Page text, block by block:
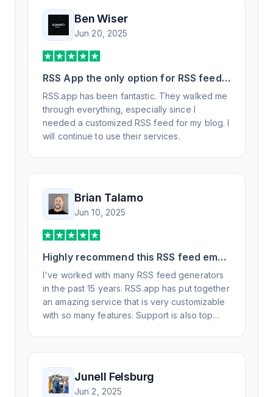
Ben Wiser
Jun 20, 2025
RSS App the only option for RSS feed
generation
RSS.app has been fantastic. They walked me
through everything, especially since I
needed a customized RSS feed for my blog. I
will continue to use their services.
Brian Talamo
Jun 10, 2025
Highly recommend this RSS feed email
/ widget generator service.
I've worked with many RSS feed generators
in the past 15 years. RSS.app has put together
an amazing service that is very customizable
with so many features. Support is also top
professionally. Highly recommend for all your
RSS feed needs. Our trucking news hub
website couldn't work without it. Thank you.
Junell Felsburg
Jun 2, 2025